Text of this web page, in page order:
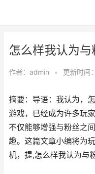
怎么样我认为
作者： admin • 更新时间
摘要：导语：我认为，
游戏，已经成为许多玩
不仅能够增强与粉丝之
趣。这篇文章小编将为
机，提,怎么样我认为与